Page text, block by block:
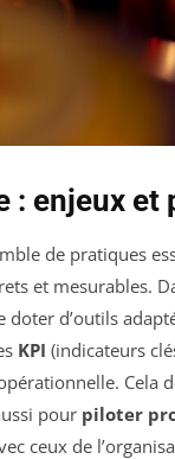
: enjeux et
de pratiques
et mesurables.
d’outils
KPI (indicateurs
Cela
pour piloter
ceux de